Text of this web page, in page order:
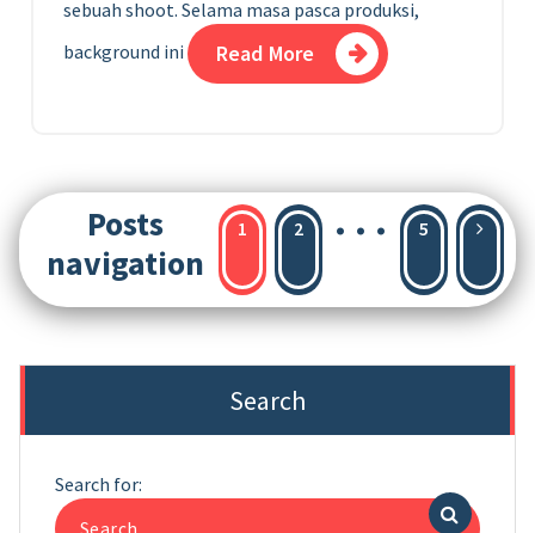
sebuah shoot. Selama masa pasca produksi,
background ini
Read More
Posts
navigation
1 2 … 5
Search
Search for: